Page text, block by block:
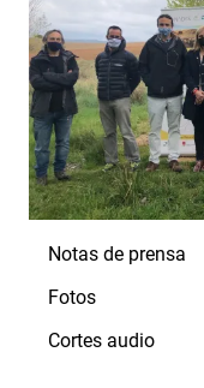
Notas de prensa
Fotos
Cortes audio